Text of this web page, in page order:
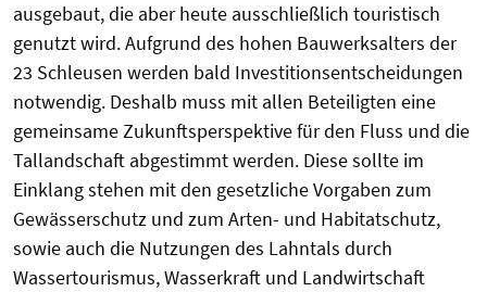
ausgebaut, die aber heute ausschließlich touristisch
genutzt wird. Aufgrund des hohen Bauwerksalters der
23 Schleusen werden bald Investitionsentscheidungen
notwendig. Deshalb muss mit allen Beteiligten eine
gemeinsame Zukunftsperspektive für den Fluss und die
Tallandschaft abgestimmt werden. Diese sollte im
Einklang stehen mit den gesetzliche Vorgaben zum
Gewässerschutz und zum Arten- und Habitatschutz,
sowie auch die Nutzungen des Lahntals durch
Wassertourismus, Wasserkraft und Landwirtschaft